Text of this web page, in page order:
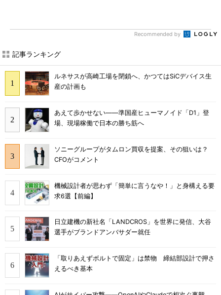
Recommended by
記事ランキング
ルネサスが高崎工場を閉鎖へ、かつてはSiCデバイス生
産の計画も
あえて歩かせない――準国産ヒューマノイド「D1」登
場、現場稼働で日本の勝ち筋へ
ソニーグループがタムロン買収を提案、その狙いは？
CFOがコメント
機械設計者が思わず「簡単に言うなや！」と身構える要
求6選【前編】
日立建機の新社名「LANDCROS」を世界に発信、大谷
選手がブランドアンバサダー就任
「取りあえずボルトで固定」は禁物 締結部設計で押さ
えるべき基本